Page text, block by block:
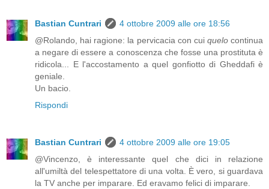
Bastian Cuntrari
4 ottobre 2009 alle ore 18:56
@Rolando, hai ragione: la pervicacia con cui quelocontinua
a negare di essere a conoscenza che fosse una prostituta è
ridicola... E l'accostamento a quel gonfiotto di Gheddafi è
geniale.
Un bacio.
Rispondi
Bastian Cuntrari
4 ottobre 2009 alle ore 19:05
@Vincenzo, è interessante quel che dici in relazione
all'umiltà del telespettatore di una volta. È vero, si guardava
la TV anche per imparare. Ed eravamo felici di imparare.